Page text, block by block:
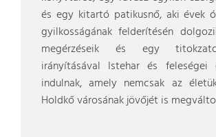
és egy kitartó patikusnő, aki évek
gyilkosságának felderítésén
megérzéseik és egy
irányításával Istehar és feleségei
indulnak, amely nemcsak az
Holdkő városának jövőjét is